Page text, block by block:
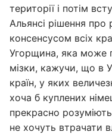
території і потім
Альянсі рішення
консенсусом всіх
Угорщина, яка може
мізки, кажучи, що в
країн, у яких
хоча б куплених
прекрасно
не хочуть втрачати